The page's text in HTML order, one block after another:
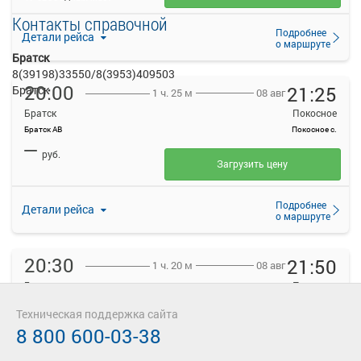
Детали рейса
Подробнее
о маршруте
20:00
Братск
Братск АВ
1 ч. 25 м 08 авг21:25
Покосное
Покосное с.
Детали рейса
Подробнее
о маршруте
— руб.
Загрузить цену
20:30
Братск
1 ч. 20 м 08 авг21:50
Покосное
—
Контакты справочной
Братск
8(39198)33550/8(3953)409503
Братск
Техническая поддержка сайта
8 800 600-03-38